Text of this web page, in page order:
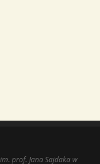
prof. Jana Sajdaka w